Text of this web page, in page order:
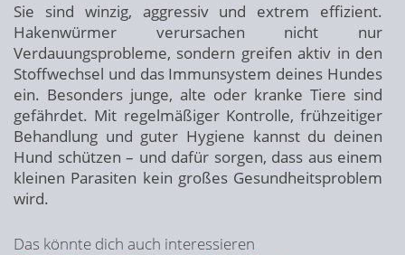
Sie sind winzig, aggressiv und extrem effizient.
Hakenwürmer verursachen nicht nur
Verdauungsprobleme, sondern greifen aktiv in den
Stoffwechsel und das Immunsystem deines Hundes
ein. Besonders junge, alte oder kranke Tiere sind
gefährdet. Mit regelmäßiger Kontrolle, frühzeitiger
Behandlung und guter Hygiene kannst du deinen
Hund schützen – und dafür sorgen, dass aus einem
kleinen Parasiten kein großes Gesundheitsproblem
wird.
Das könnte dich auch interessieren